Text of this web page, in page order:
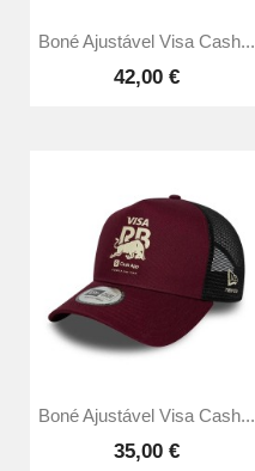
Boné Ajustável Visa Cash...
42,00 €
Boné Ajustável Visa Cash...
35,00 €